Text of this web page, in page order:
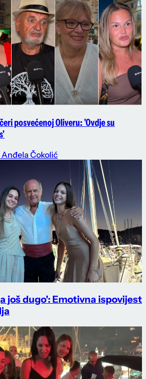
posvećenoj Oliveru: 'Ovdje su
Anđela Čokolić
još dugo': Emotivna ispovijest